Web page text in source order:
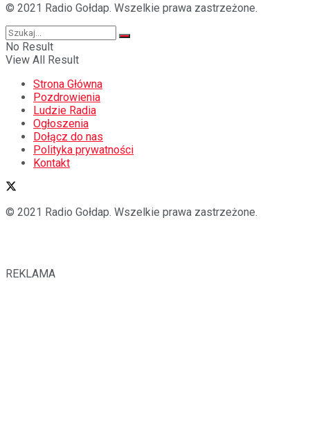
© 2021 Radio Gołdap. Wszelkie prawa zastrzeżone.
No Result
View All Result
Strona Główna
Pozdrowienia
Ludzie Radia
Ogłoszenia
Dołącz do nas
Polityka prywatności
Kontakt
© 2021 Radio Gołdap. Wszelkie prawa zastrzeżone.
REKLAMA